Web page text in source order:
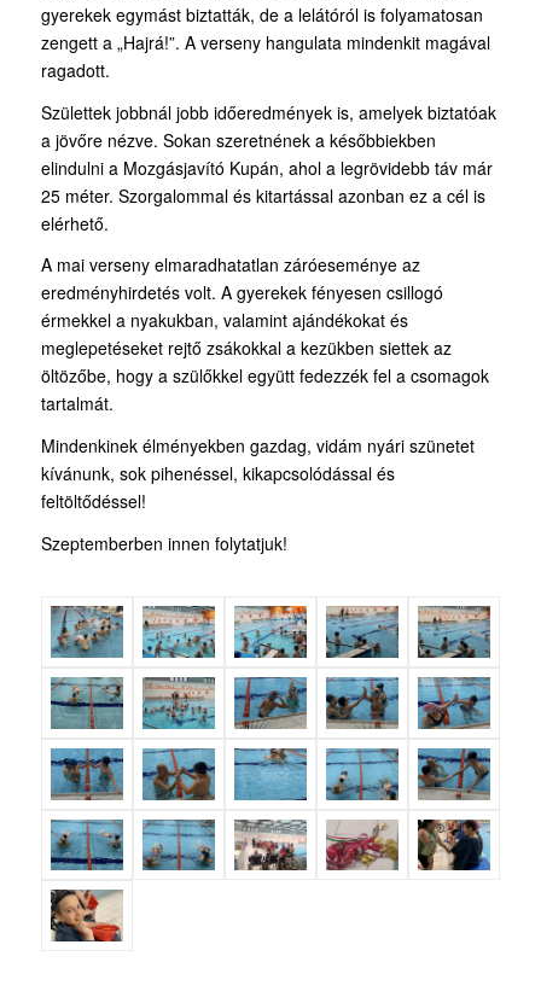
gyerekek egymást biztatták, de a lelátóról is folyamatosan
zengett a „Hajrá!”. A verseny hangulata mindenkit magával
ragadott.
Születtek jobbnál jobb időeredmények is, amelyek biztatóak
a jövőre nézve. Sokan szeretnének a későbbiekben
elindulni a Mozgásjavító Kupán, ahol a legrövidebb táv már
25 méter. Szorgalommal és kitartással azonban ez a cél is
elérhető.
A mai verseny elmaradhatatlan záróeseménye az
eredményhirdetés volt. A gyerekek fényesen csillogó
érmekkel a nyakukban, valamint ajándékokat és
meglepetéseket rejtő zsákokkal a kezükben siettek az
öltözőbe, hogy a szülőkkel együtt fedezzék fel a csomagok
tartalmát.
Mindenkinek élményekben gazdag, vidám nyári szünetet
kívánunk, sok pihenéssel, kikapcsolódással és
feltöltődéssel!
Szeptemberben innen folytatjuk!